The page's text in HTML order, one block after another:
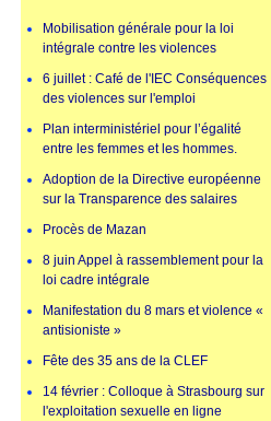
Mobilisation générale pour la loi
intégrale contre les violences
6 juillet : Café de l'IEC Conséquences
des violences sur l'emploi
Plan interministériel pour l’égalité
entre les femmes et les hommes.
Adoption de la Directive européenne
sur la Transparence des salaires
Procès de Mazan
8 juin Appel à rassemblement pour la
loi cadre intégrale
Manifestation du 8 mars et violence «
antisioniste »
Fête des 35 ans de la CLEF
14 février : Colloque à Strasbourg sur
l'exploitation sexuelle en ligne